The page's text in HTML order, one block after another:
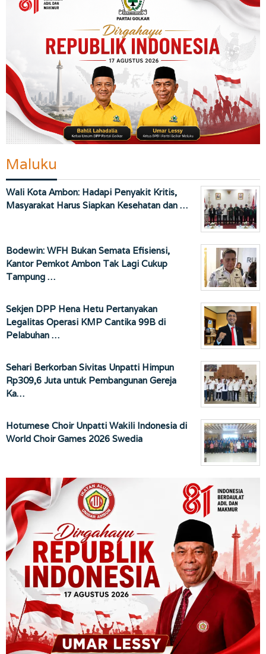
Maluku
Wali Kota Ambon: Hadapi Penyakit Kritis,
Masyarakat Harus Siapkan Kesehatan dan …
Bodewin: WFH Bukan Semata Efisiensi,
Kantor Pemkot Ambon Tak Lagi Cukup
Tampung …
Sekjen DPP Hena Hetu Pertanyakan
Legalitas Operasi KMP Cantika 99B di
Pelabuhan …
Sehari Berkorban Sivitas Unpatti Himpun
Rp309,6 Juta untuk Pembangunan Gereja
Ka…
Hotumese Choir Unpatti Wakili Indonesia di
World Choir Games 2026 Swedia